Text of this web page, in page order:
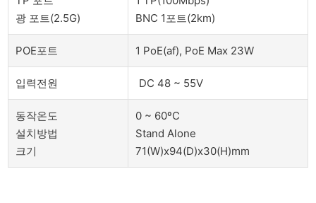
광 포트(2.5G)
BNC 1포트(2km)
POE포트 1 PoE(af), PoE Max 23W
입력전원 DC 48 ~ 55V
동작온도
설치방법
크기
0 ~ 60ºC
Stand Alone
71(W)x94(D)x30(H)mm